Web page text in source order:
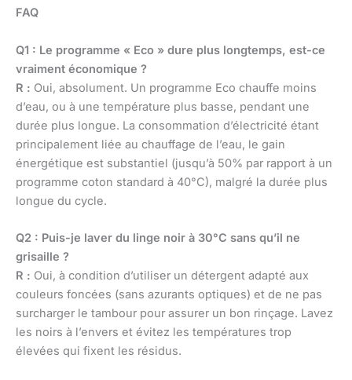
FAQ
Q1 : Le programme « Eco » dure plus longtemps, est-ce
vraiment économique ?
R : Oui, absolument. Un programme Eco chauffe moins
d’eau, ou à une température plus basse, pendant une
durée plus longue. La consommation d’électricité étant
principalement liée au chauffage de l’eau, le gain
énergétique est substantiel (jusqu’à 50% par rapport à un
programme coton standard à 40°C), malgré la durée plus
longue du cycle.
Q2 : Puis-je laver du linge noir à 30°C sans qu’il ne
grisaille ?
R : Oui, à condition d’utiliser un détergent adapté aux
couleurs foncées (sans azurants optiques) et de ne pas
surcharger le tambour pour assurer un bon rinçage. Lavez
les noirs à l’envers et évitez les températures trop
élevées qui fixent les résidus.